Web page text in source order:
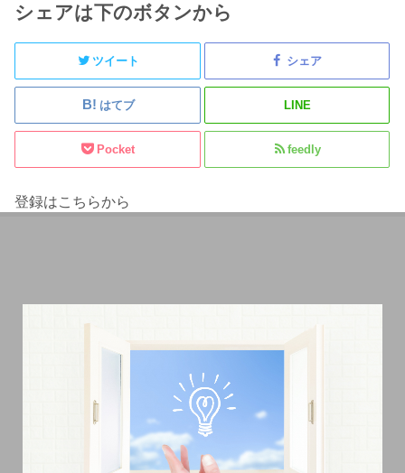
シェアは下のボタンから
ツイート シェア
はてブ LINE
Pocket feedly
登録はこちらから